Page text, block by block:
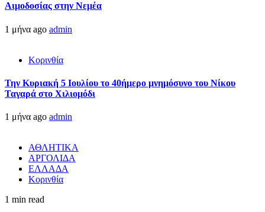
Αιμοδοσίας στην Νεμέα
1 μήνα ago admin
Κορινθία
Την Κυριακή 5 Ιουλίου το 40ήμερο μνημόσυνο του Νίκου
Ταγαρά στο Χιλιομόδι
1 μήνα ago admin
ΑΘΛΗΤΙΚΑ
ΑΡΓΟΛΙΔΑ
ΕΛΛΑΔΑ
Κορινθία
1 min read